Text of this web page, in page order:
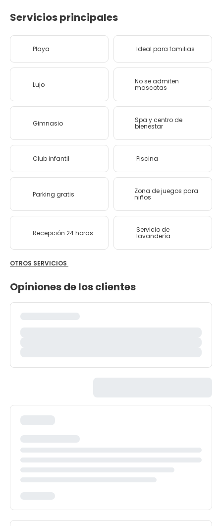
Servicios principales
Playa Ideal para familias
Lujo No se admiten
mascotas
Gimnasio Spa y centro de
bienestar
Club infantil Piscina
Parking gratis Zona de juegos para
niños
Recepción 24 horas Servicio de
lavandería
OTROS SERVICIOS
Opiniones de los clientes